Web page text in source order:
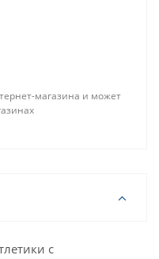
магазина и может
с